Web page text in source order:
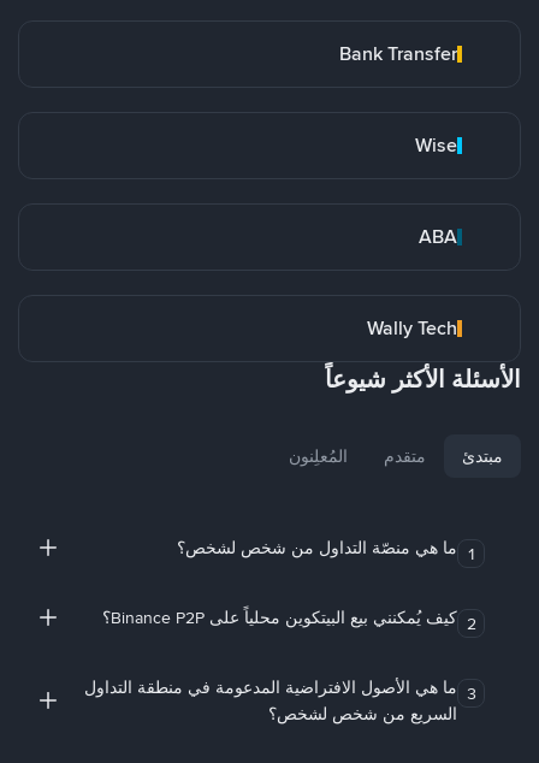
Bank Transfer
Wise
ABA
Wally Tech
الأسئلة الأكثر شيوعاً
مبتدئ متقدم المُعلِنون
1 ما هي منصّة التداول من شخص لشخص؟
2 كيف يُمكنني بيع البيتكوين محلياً على Binance P2P؟
3 ما هي الأصول الافتراضية المدعومة في منطقة التداول
السريع من شخص لشخص؟